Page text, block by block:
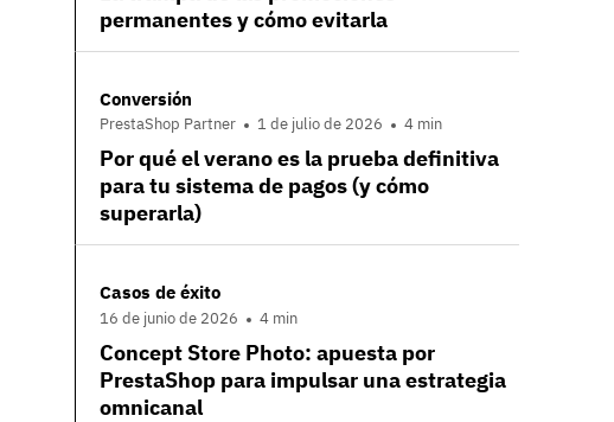
permanentes y cómo evitarla
Conversión
PrestaShop Partner 1 de julio de 2026 4 min
Por qué el verano es la prueba definitiva
para tu sistema de pagos (y cómo
superarla)
Casos de éxito
16 de junio de 2026 4 min
Concept Store Photo: apuesta por
PrestaShop para impulsar una estrategia
omnicanal